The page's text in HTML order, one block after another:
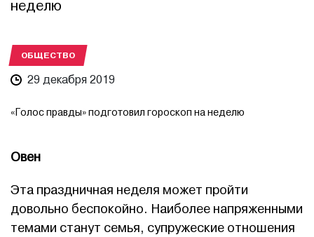
неделю
ОБЩЕСТВО
29 декабря 2019
«Голос правды» подготовил гороскоп на неделю
Овен
Эта праздничная неделя может пройти
довольно беспокойно. Наиболее напряженными
темами станут семья, супружеские отношения